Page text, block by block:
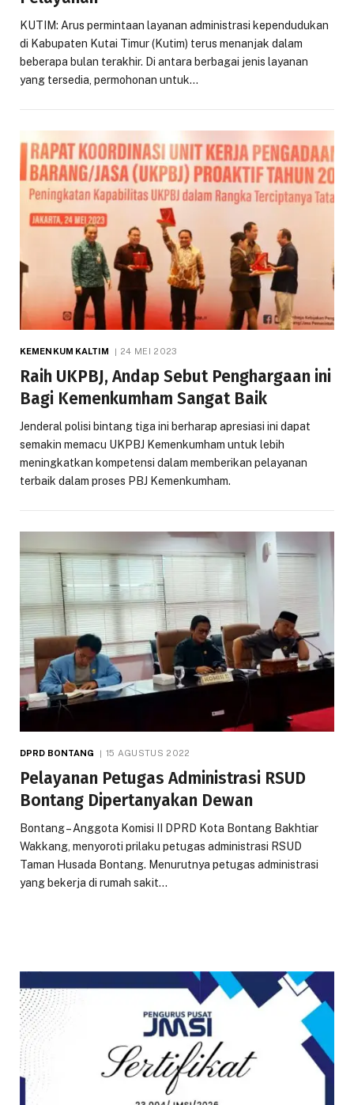
KUTIM: Arus permintaan layanan administrasi kependudukan
di Kabupaten Kutai Timur (Kutim) terus menanjak dalam
beberapa bulan terakhir. Di antara berbagai jenis layanan
yang tersedia, permohonan untuk…
KEMENKUM KALTIM 24 MEI 2023
Raih UKPBJ, Andap Sebut Penghargaan ini
Bagi Kemenkumham Sangat Baik
Jenderal polisi bintang tiga ini berharap apresiasi ini dapat
semakin memacu UKPBJ Kemenkumham untuk lebih
meningkatkan kompetensi dalam memberikan pelayanan
terbaik dalam proses PBJ Kemenkumham.
DPRD BONTANG 15 AGUSTUS 2022
Pelayanan Petugas Administrasi RSUD
Bontang Dipertanyakan Dewan
Bontang – Anggota Komisi II DPRD Kota Bontang Bakhtiar
Wakkang, menyoroti prilaku petugas administrasi RSUD
Taman Husada Bontang. Menurutnya petugas administrasi
yang bekerja di rumah sakit…